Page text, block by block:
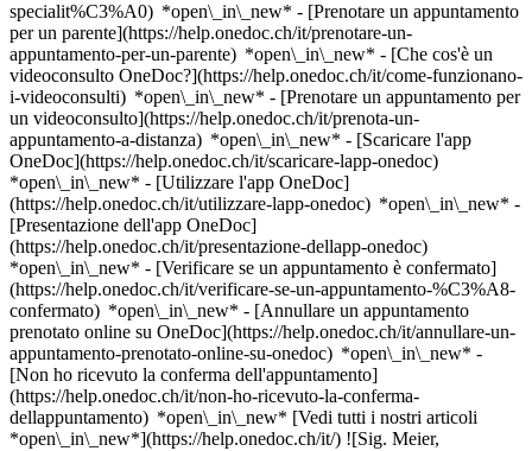
specialit%C3%A0) *open\_in\_new* - [Prenotare un appuntamento
per un parente](https://help.onedoc.ch/it/prenotare-un-
appuntamento-per-un-parente) *open\_in\_new* - [Che cos'è un
videoconsulto OneDoc?](https://help.onedoc.ch/it/come-funzionano-
i-videoconsulti) *open\_in\_new* - [Prenotare un appuntamento per
un videoconsulto](https://help.onedoc.ch/it/prenota-un-
appuntamento-a-distanza) *open\_in\_new* - [Scaricare l'app
OneDoc](https://help.onedoc.ch/it/scaricare-lapp-onedoc)
*open\_in\_new* - [Utilizzare l'app OneDoc]
(https://help.onedoc.ch/it/utilizzare-lapp-onedoc) *open\_in\_new* -
[Presentazione dell'app OneDoc]
(https://help.onedoc.ch/it/presentazione-dellapp-onedoc)
*open\_in\_new* - [Verificare se un appuntamento è confermato](https://help.onedoc.ch/it/verificare-se-un-appuntamento-%C3%A8-confermato) *open\_in\_new* - [Annullare un appuntamento prenotato online su OneDoc](https://help.onedoc.ch/it/annullare-un-appuntamento-prenotato-online-su-onedoc) *open\_in\_new* - [Non ho ricevuto la conferma dell'appuntamento](https://help.onedoc.ch/it/non-ho-ricevuto-la-conferma-dellappuntamento) *open\_in\_new* [Vedi tutti i nostri articoli *open\_in\_new*](https://help.onedoc.ch/it/) ![Sig. Meier, optometrista a Olten](https://assets.onedoc.ch/images/users/cd947e033e329aae4ec06e6fdd588bc3c1915826bb60f503911bf4f254b8b4c2-small.jpg "Sig. Meier, optometrista a Olten") *photo\_camera*+ 4 foto # Sig. Marco Meier ![Badge che indica un profilo verificato](https://www.onedoc.ch/assets/images/icons/checkmark.svg) ## Optometrista Riassunto Mappa Presentazione ![Icona paziente con segno più che indica che il professionista accetta nuovi pazienti](https://www.onedoc.ch/assets/images/icons/new-patients.svg) ### Pazienti accettati Sig. Marco Meier accetta nuovi pazienti ![Icona valigetta che annuncia le specialità del professionista](https://www.onedoc.ch/assets/images/icons/specialties.svg) ### Specialità Optometria ![Icona microscopio che annuncia le aree di competenza in cui il professionista è specializzato](https://www.onedoc.ch/assets/images/icons/expertises.svg) ### Competenze Esame della vista Esame preliminare Lasik | Esame preliminare laser agli occhi [*arrow\_drop\_down*Vedi di più](https://www.onedoc.ch) ![Segnaposto che annuncia la mappa e le informazioni di accesso dello studio](https://www.onedoc.ch/assets/images/icons/map.svg) ### Mappa e informazioni pratiche #### [Pallas Olten](https://www.onedoc.ch/it/clinica/olten/e7m2/pallas-olten) Louis Giroud-Strasse 20 4600 Olten #### Orari di apertura Attualmente aperto – Chiude alle 12:00 *expand\_more* Lunedì: 07:30 - 17:30 Martedì: 07:30 - 17:30 Mercoledì: 07:30 - 17:30 Giovedì: 07:30 - 20:00 Venerdì: 07:30 - 17:00 Sabato: 08:00 - 12:00 Domenica: Chiuso ![Icona documento che annuncia la presentazione dello studio](https://www.onedoc.ch/assets/images/icons/presentation.svg) ### Presentazione __Marco Meier__ è un __optometrista e ottico qualificato__ specializzato in __occhi e chirurgia oculare laser__. Assiste i pazienti con domande relative alla qualità della visione, alla salute degli occhi e alla correzione ottimale dei difetti visivi. L'oftalmologia e l'optometria si occupano dell'esame della funzione visiva, dell'individuazione precoce delle anomalie del sistema visivo e della consulenza sulle soluzioni visive adeguate. I servizi tipici includono test oculistici, applicazione di occhiali e lenti a contatto, valutazione della salute degli occhi e assistenza ai pazienti in relazione a procedure refrattive come la chirurgia laser agli occhi. Marco Meier ha seguito una formazione come ottico e lavora nel settore dell'assistenza optometrica. Grazie alle sue conoscenze linguistiche in tedesco, inglese e francese, può consigliare i pazienti in diverse lingue. Lavora nelle sedi di __Soletta__, __Olten__ e __Langenthal__. __Diplomi e qualifiche__ - Ottico qualificato - Optometrista I pazienti possono prenotare il loro appuntamento con __Marco Meier__ comodamente online tramite __OneDoc__. [*arrow\_drop\_down*Vedi di più](https://www.onedoc.ch) [![Sig. Meier, optometrista a Olten](https://assets.onedoc.ch/images/users/cd947e033e329aae4ec06e6fdd588bc3c1915826bb60f503911bf4f254b8b4c2-small.jpg "Sig. Meier, optometrista a Olten")](https://assets.onedoc.ch/images/users/cd947e033e329aae4ec06e6fdd588bc3c1915826bb60f503911bf4f254b8b4c2.jpg)[![Pallas Olten, clinica a Olten](https://assets.onedoc.ch/images/entities/f34c3890bfcc526b674f560128b8f8a64c6402f3cc4aa2e3c11dddddd6bf6158-small.jpg "Pallas Olten, clinica a Olten")](https://assets.onedoc.ch/images/entities/f34c3890bfcc526b674f560128b8f8a64c6402f3cc4aa2e3c11dddddd6bf6158.jpg)[![Pallas Olten, clinica a Olten](https://assets.onedoc.ch/images/entities/05df103adabec2eee570d751330ddca1cb8e7d3724863a6a654dd87b7aa64ca5-small.jpg "Pallas Olten, clinica a Olten")](https://assets.onedoc.ch/images/entities/05df103adabec2eee570d751330ddca1cb8e7d3724863a6a654dd87b7aa64ca5.jpg)[![Pallas Olten, clinica a Olten](https://assets.onedoc.ch/images/entities/ca5ca55ba7cfa5c4b76843f2fabbee95605c214c9690bb6d5e124a443f55b8f7-small.jpg "Pallas Olten, clinica a Olten")](https://assets.onedoc.ch/images/entities/ca5ca55ba7cfa5c4b76843f2fabbee95605c214c9690bb6d5e124a443f55b8f7.jpg)[![Pallas Olten, clinica a Olten](https://assets.onedoc.ch/images/entities/06025268fc97b047d589ace06d4019923cb838a894dd44c6f67aafc071253f8e-small.jpg "Pallas Olten, clinica a Olten")](https://assets.onedoc.ch/images/entities/06025268fc97b047d589ace06d4019923cb838a894dd44c6f67aafc071253f8e.jpg) * * * #### Lingue parlate tedesco ![Icona nuvoletta che annuncia la sezione FAQ](https://www.onedoc.ch/assets/images/icons/faq.svg) ### FAQ *expand\_more* *keyboard\_arrow\_right* ## Qual è l'indirizzo di Sig. Marco Meier? Sig. Marco Meier riceve i pazienti in Louis Giroud-Strasse 20, 4600 Olten. * * * *keyboard\_arrow\_right* ## Quali sono le lingue parlate da Sig. Marco Meier? Sig. Marco Meier propone delle consultazioni in tedesco. * * * *keyboard\_arrow\_right* ## Quali sono gli orari di consultazione di Sig. Marco Meier? Gli orari di consultazione di Sig. Marco Meier sono: - #### [Pallas Olten](https://www.onedoc.ch/it/clinica/olten/e7m2/pallas-olten) : Louis Giroud-Strasse 20, 4600 Olten - Il lunedì dalle 07:30 alle 17:30 - Il martedì dalle 07:30 alle 17:30 - Il mercoledì dalle 07:30 alle 17:30 - Il giovedì dalle 07:30 alle 20:00 - Il venerdì dalle 07:30 alle 17:00 - Il sabato dalle 08:00 alle 12:00 - La domenica chiuso * * * *keyboard\_arrow\_right* ## Qual è il numero di telefono di Sig. Marco Meier? Il numero di telefono di Sig. Marco Meier è [058 335 00 00](tel:+41583350000). * * * *keyboard\_arrow\_right* ## Sig. Marco Meier accetta nuovi pazienti? Sì, Sig. Marco Meier accetta nuovi pazienti. I nuovi pazienti possono prenotare facilmente gli appuntamenti online tramite OneDoc. * * * *keyboard\_arrow\_right* ## Quali sono le specialità di Sig. Marco Meier? Sig. Marco Meier pratica [optometria](https://www.onedoc.ch/it/optometrista/olten) a Olten. * * * *keyboard\_arrow\_right* ## Quali sono le aree di competenza di Sig. Marco Meier? Le aree di competenza di Sig. Marco Meier a Olten sono: [Esame della vista](https://www.onedoc.ch/it/esame-della-vista/olten) e [Esame preliminare Lasik | Esame preliminare laser agli occhi](https://www.onedoc.ch/it/esame-preliminare-lasik-esame-preliminare-laser-agli-occhi/olten). 1. [OneDoc](https://www.onedoc.ch/it/)/ 2. [Optometrista](https://www.onedoc.ch/it/optometrista)/ 3. [Cantone Soletta](https://www.onedoc.ch/it/optometrista/cantone-soletta)/ 4. [Olten](https://www.onedoc.ch/it/optometrista/olten)/ 5. Sig. Marco Meier ### Prenota il tuo appuntamento con Sig. Marco Meier Compila il modulo seguente *error\_outline* Oops! *chevron\_left* sab 08 ago *chevron\_right* Vedi più appuntamenti Nessuna disponibilità online al momento. Per prenotare un appuntamento con Sig. Marco Meier, si prega di chiamare il numero: [058 335 00 00](tel:+41583350000). Fascia oraria Prenota appuntamento ### Scarica l'app OneDoc Prenota un appuntamento online con un medico, dentista o terapeuta vicino a te in Svizzera. L'app OneDoc ti consente di gestire tutti i tuoi appuntamenti medici dal tuo cellulare, ovunque e in qualsiasi momento. ![Codice QR che rimanda all’App Store o a Google Play per scaricare l’app OneDoc Pazienti](https://www.onedoc.ch/assets/images/download-app-qr.jpeg) Scansiona il codice QR per scaricare l'app [![Scarica la nostra applicazione su App Store!](https://www.onedoc.ch/assets/images/app-store-badge-it.svg)](https://apps.apple.com/ch/app/onedoc/id1592376413?l=fr)[![Scarica la nostra app su Google Play Store!](https://www.onedoc.ch/assets/images/google-play-badge-it.png)](https://play.google.com/store/apps/details?id=ch.onedoc.patient&hl=fr-CH) *keyboard\_arrow\_right* ## Specialità correlate [Optometrista a Zurigo](https://www.onedoc.ch/it/optometrista/zurigo)[Optometrista a Aarau](https://www.onedoc.ch/it/optometrista/aarau)[Optometrista a Affoltern am Albis](https://www.onedoc.ch/it/optometrista/affoltern-am-albis)[Optometrista a Lucerna](https://www.onedoc.ch/it/optometrista/lucerna)[Optometrista a Binningen](https://www.onedoc.ch/it/optometrista/binningen)[Optometrista a Basilea](https://www.onedoc.ch/it/optometrista/basilea)[Optometrista a Langenthal](https://www.onedoc.ch/it/optometrista/langenthal)[Optometrista a Soletta](https://www.onedoc.ch/it/optometrista/soletta)[Optometrista a Olten](https://www.onedoc.ch/it/optometrista/olten)[Optometrista a Baden](https://www.onedoc.ch/it/optometrista/baden)[Optometrista a Liestal](https://www.onedoc.ch/it/optometrista/liestal)[Optometrista a Grenchen SO](https://www.onedoc.ch/it/optometrista/grenchen?state=SO)[Optometrista a Dietikon](https://www.onedoc.ch/it/optometrista/dietikon)[Optometrista a Schlieren](https://www.onedoc.ch/it/optometrista/schlieren)[Optometrista a Zurzach](https://www.onedoc.ch/it/optometrista/zurzach) *keyboard\_arrow\_right* ## Competenze correlate [Esame della vista a Zurigo](https://www.onedoc.ch/it/esame-della-vista/zurigo)[Esame della vista a Aarau](https://www.onedoc.ch/it/esame-della-vista/aarau)[Esame della vista a Olten](https://www.onedoc.ch/it/esame-della-vista/olten)[Esame della vista a Lucerna](https://www.onedoc.ch/it/esame-della-vista/lucerna)[Esame della vista a Zugo](https://www.onedoc.ch/it/esame-della-vista/zugo)[Esame della vista a Sursee](https://www.onedoc.ch/it/esame-della-vista/sursee)[Esame della vista a Basilea](https://www.onedoc.ch/it/esame-della-vista/basilea)[Esame preliminare Lasik | Esam